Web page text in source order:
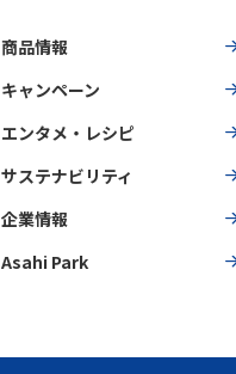
商品情報
キャンペーン
エンタメ・レシピ
サステナビリティ
企業情報
Asahi Park